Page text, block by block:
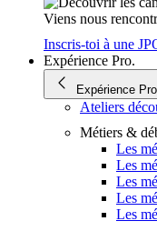
Viens nous
Inscris-toi à une
Expérience Pro.
Expérience
Ateliers
Métiers &
Les
Les
Les
Les
Les